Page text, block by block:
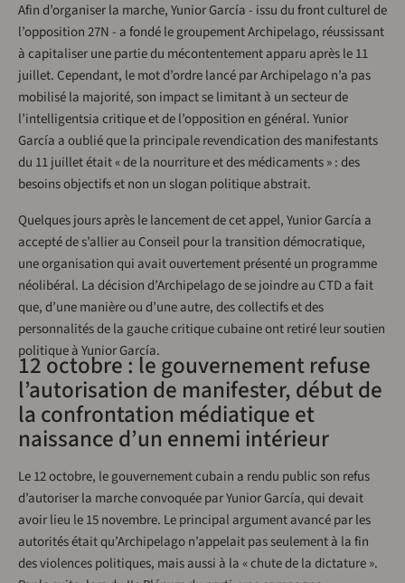
Afin d’organiser la marche, Yunior García - issu du front culturel de
l’opposition 27N - a fondé le groupement Archipelago, réussissant
à capitaliser une partie du mécontentement apparu après le 11
juillet. Cependant, le mot d’ordre lancé par Archipelago n’a pas
mobilisé la majorité, son impact se limitant à un secteur de
l’intelligentsia critique et de l’opposition en général. Yunior
García a oublié que la principale revendication des manifestants
du 11 juillet était « de la nourriture et des médicaments » : des
besoins objectifs et non un slogan politique abstrait.
Quelques jours après le lancement de cet appel, Yunior García a
accepté de s’allier au Conseil pour la transition démocratique,
une organisation qui avait ouvertement présenté un programme
néolibéral. La décision d’Archipelago de se joindre au CTD a fait
que, d’une manière ou d’une autre, des collectifs et des
personnalités de la gauche critique cubaine ont retiré leur soutien
politique à Yunior García.
12 octobre : le gouvernement refuse
l’autorisation de manifester, début de
la confrontation médiatique et
naissance d’un ennemi intérieur
Le 12 octobre, le gouvernement cubain a rendu public son refus
d’autoriser la marche convoquée par Yunior García, qui devait
avoir lieu le 15 novembre. Le principal argument avancé par les
autorités était qu’Archipelago n’appelait pas seulement à la fin
des violences politiques, mais aussi à la « chute de la dictature ».